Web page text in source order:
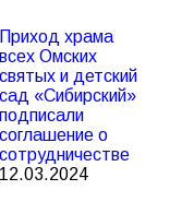
Приход храма
всех Омских
святых и детский
сад «Сибирский»
подписали
соглашение о
сотрудничестве
12.03.2024